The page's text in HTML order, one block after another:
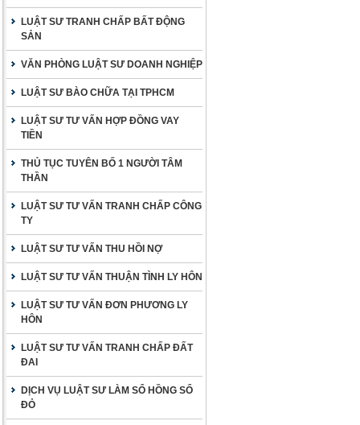
LUẬT SƯ TRANH CHẤP BẤT ĐỘNG
SẢN
VĂN PHÒNG LUẬT SƯ DOANH NGHIỆP
LUẬT SƯ BÀO CHỮA TẠI TPHCM
LUẬT SƯ TƯ VẤN HỢP ĐỒNG VAY
TIỀN
THỦ TỤC TUYÊN BỐ 1 NGƯỜI TÂM
THẦN
LUẬT SƯ TƯ VẤN TRANH CHẤP CÔNG
TY
LUẬT SƯ TƯ VẤN THU HỒI NỢ
LUẬT SƯ TƯ VẤN THUẬN TÌNH LY HÔN
LUẬT SƯ TƯ VẤN ĐƠN PHƯƠNG LY
HÔN
LUẬT SƯ TƯ VẤN TRANH CHẤP ĐẤT
ĐAI
DỊCH VỤ LUẬT SƯ LÀM SỔ HỒNG SỔ
ĐỎ